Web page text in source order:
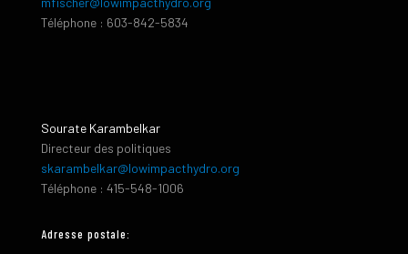
Téléphone : 603-842-5834
Sourate Karambelkar
Directeur des politiques
skarambelkar@lowimpacthydro.org
Téléphone : 415-548-1006
Adresse postale: